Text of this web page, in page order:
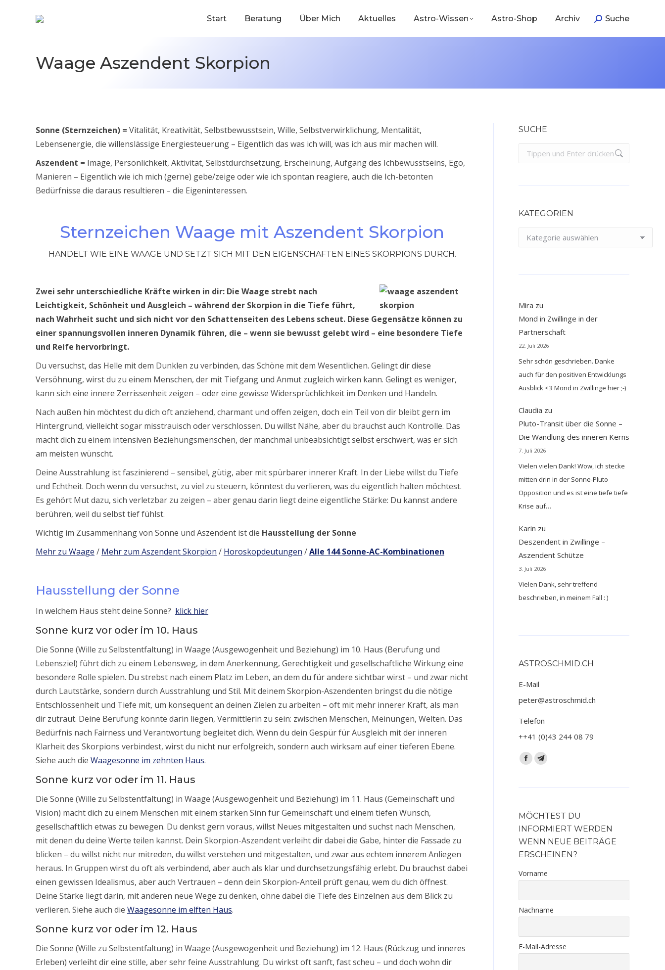
Start Beratung Über Mich Aktuelles Astro-Wissen Astro-Shop Archiv Search:
Suche
Waage Aszendent Skorpion
Sonne (Sternzeichen) = Vitalität, Kreativität, Selbstbewusstsein, Wille, Selbstverwirklichung, Mentalität,
Lebensenergie, die willenslässige Energiesteuerung – Eigentlich das was ich will, was ich aus mir machen will.
Aszendent = Image, Persönlichkeit, Aktivität, Selbstdurchsetzung, Erscheinung, Aufgang des Ichbewusstseins, Ego,
Manieren – Eigentlich wie ich mich (gerne) gebe/zeige oder wie ich spontan reagiere, auch die Ich-betonten
Bedürfnisse die daraus resultieren – die Eigeninteressen.
Sternzeichen Waage mit Aszendent Skorpion
HANDELT WIE EINE WAAGE UND SETZT SICH MIT DEN EIGENSCHAFTEN EINES SKORPIONS DURCH.
Zwei sehr unterschiedliche Kräfte wirken in dir: Die Waage strebt nach
Leichtigkeit, Schönheit und Ausgleich – während der Skorpion in die Tiefe führt,
nach Wahrheit sucht und sich nicht vor den Schattenseiten des Lebens scheut. Diese Gegensätze können zu
einer spannungsvollen inneren Dynamik führen, die – wenn sie bewusst gelebt wird – eine besondere Tiefe
und Reife hervorbringt.
Du versuchst, das Helle mit dem Dunklen zu verbinden, das Schöne mit dem Wesentlichen. Gelingt dir diese
Versöhnung, wirst du zu einem Menschen, der mit Tiefgang und Anmut zugleich wirken kann. Gelingt es weniger,
kann sich eine innere Zerrissenheit zeigen – oder eine gewisse Widersprüchlichkeit im Denken und Handeln.
Nach außen hin möchtest du dich oft anziehend, charmant und offen zeigen, doch ein Teil von dir bleibt gern im
Hintergrund, vielleicht sogar misstrauisch oder verschlossen. Du willst Nähe, aber du brauchst auch Kontrolle. Das
macht dich zu einem intensiven Beziehungsmenschen, der manchmal unbeabsichtigt selbst erschwert, was er sich
am meisten wünscht.
Deine Ausstrahlung ist faszinierend – sensibel, gütig, aber mit spürbarer innerer Kraft. In der Liebe willst du Tiefe
und Echtheit. Doch wenn du versuchst, zu viel zu steuern, könntest du verlieren, was du eigentlich halten möchtest.
Es gehört Mut dazu, sich verletzbar zu zeigen – aber genau darin liegt deine eigentliche Stärke: Du kannst andere
berühren, weil du selbst tief fühlst.
Wichtig im Zusammenhang von Sonne und Aszendent ist die Hausstellung der Sonne
Mehr zu Waage / Mehr zum Aszendent Skorpion / Horoskopdeutungen /Alle 144 Sonne-AC-Kombinationen
Hausstellung der Sonne
In welchem Haus steht deine Sonne? klick hier
Sonne kurz vor oder im 10. Haus
Die Sonne (Wille zu Selbstentfaltung) in Waage (Ausgewogenheit und Beziehung) im 10. Haus (Berufung und
Lebensziel) führt dich zu einem Lebensweg, in dem Anerkennung, Gerechtigkeit und gesellschaftliche Wirkung eine
besondere Rolle spielen. Du strebst nach einem Platz im Leben, an dem du für andere sichtbar wirst – und zwar nicht
durch Lautstärke, sondern durch Ausstrahlung und Stil. Mit deinem Skorpion-Aszendenten bringst du die nötige
Entschlossenheit und Tiefe mit, um konsequent an deinen Zielen zu arbeiten – oft mit mehr innerer Kraft, als man
dir zutraut. Deine Berufung könnte darin liegen, Vermittlerin zu sein: zwischen Menschen, Meinungen, Welten. Das
Bedürfnis nach Fairness und Verantwortung begleitet dich. Wenn du dein Gespür für Ausgleich mit der inneren
Klarheit des Skorpions verbindest, wirst du nicht nur erfolgreich, sondern auch wirksam auf einer tieferen Ebene.
Siehe auch die Waagesonne im zehnten Haus.
Sonne kurz vor oder im 11. Haus
Die Sonne (Wille zu Selbstentfaltung) in Waage (Ausgewogenheit und Beziehung) im 11. Haus (Gemeinschaft und
Vision) macht dich zu einem Menschen mit einem starken Sinn für Gemeinschaft und einem tiefen Wunsch,
gesellschaftlich etwas zu bewegen. Du denkst gern voraus, willst Neues mitgestalten und suchst nach Menschen,
mit denen du deine Werte teilen kannst. Dein Skorpion-Aszendent verleiht dir dabei die Gabe, hinter die Fassade zu
blicken – du willst nicht nur mitreden, du willst verstehen und mitgestalten, und zwar aus echtem innerem Anliegen
heraus. In Gruppen wirst du oft als verbindend, aber auch als klar und durchsetzungsfähig erlebt. Du brauchst dabei
einen gewissen Idealismus, aber auch Vertrauen – denn dein Skorpion-Anteil prüft genau, wem du dich öffnest.
Deine Stärke liegt darin, mit anderen neue Wege zu denken, ohne dabei die Tiefe des Einzelnen aus dem Blick zu
verlieren. Siehe auch die Waagesonne im elften Haus.
Sonne kurz vor oder im 12. Haus
Die Sonne (Wille zu Selbstentfaltung) in Waage (Ausgewogenheit und Beziehung) im 12. Haus (Rückzug und inneres
Erleben) verleiht dir eine stille, aber sehr feine Ausstrahlung. Du wirkst oft sanft, fast scheu – und doch wohn dir
SUCHE
Search:
KATEGORIEN
Kategorien
Mira zu
Mond in Zwillinge in der
Partnerschaft
22. Juli 2026
Sehr schön geschrieben. Danke
auch für den positiven Entwicklungs
Ausblick <3 Mond in Zwillinge hier ;-)
Claudia zu
Pluto-Transit über die Sonne –
Die Wandlung des inneren Kerns
7. Juli 2026
Vielen vielen Dank! Wow, ich stecke
mitten drin in der Sonne-Pluto
Opposition und es ist eine tiefe tiefe
Krise auf…
Karin zu
Deszendent in Zwillinge –
Aszendent Schütze
3. Juli 2026
Vielen Dank, sehr treffend
beschrieben, in meinem Fall : )
ASTROSCHMID.CH
E-Mail
peter@astroschmid.ch
Telefon
++41 (0)43 244 08 79
Finden Sie uns auf:
Facebook
opens
new
window
Telegram
opens
new
window
MÖCHTEST DU
INFORMIERT WERDEN
WENN NEUE BEITRÄGE
ERSCHEINEN?
Vorname
Nachname
E-Mail-Adresse